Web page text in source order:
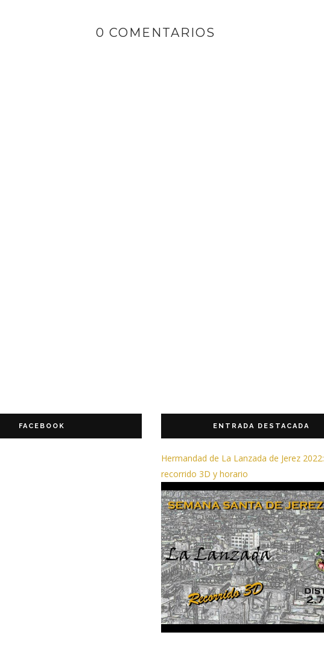
0 COMENTARIOS
FACEBOOK ENTRADA DESTACADA
Hermandad de La Lanzada de Jerez 2022:
recorrido 3D y horario